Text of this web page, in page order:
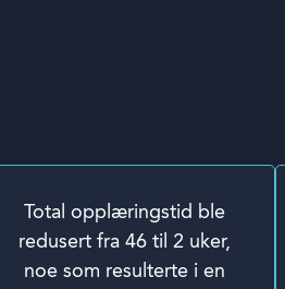
Total opplæringstid ble
redusert fra 46 til 2 uker,
noe som resulterte i en